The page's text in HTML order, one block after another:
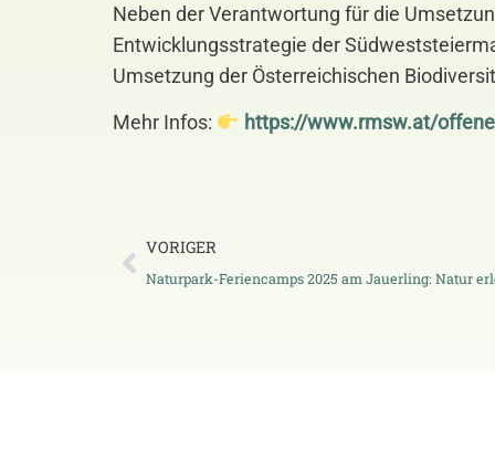
Neben der Verantwortung für die
Entwicklungsstrategie der
Umsetzung der Österreichischen
Mehr Infos: https://www.rmsw.at/
VORIGER
Naturpark-Feriencamps 2025 am Jauerling: Natur